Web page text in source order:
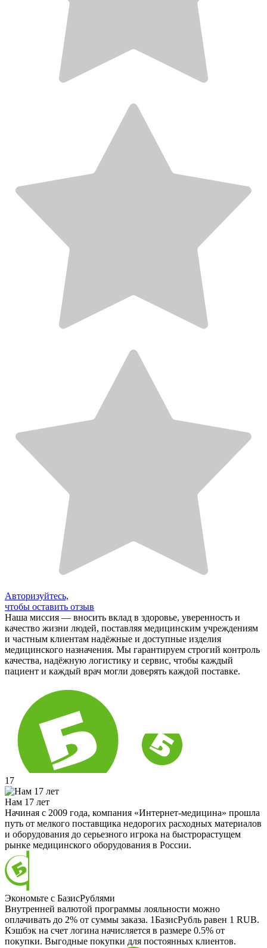
Авторизуйтесь,
чтобы оставить отзыв
Наша миссия — вносить вклад в здоровье, уверенность и
качество жизни людей, поставляя медицинским учреждениям
и частным клиентам надёжные и доступные изделия
медицинского назначения. Мы гарантируем строгий контроль
качества, надёжную логистику и сервис, чтобы каждый
пациент и каждый врач могли доверять каждой поставке.
17
Нам 17 лет
Начиная с 2009 года, компания «Интернет-медицина» прошла
путь от мелкого поставщика недорогих расходных материалов
и оборудования до серьезного игрока на быстрорастущем
рынке медицинского оборудования в России.
Экономьте с БазисРублями
Внутренней валютой программы лояльности можно
оплачивать до 2% от суммы заказа. 1БазисРубль равен 1 RUB.
Кэшбэк на счет логина начисляется в размере 0.5% от
покупки. Выгодные покупки для постоянных клиентов.